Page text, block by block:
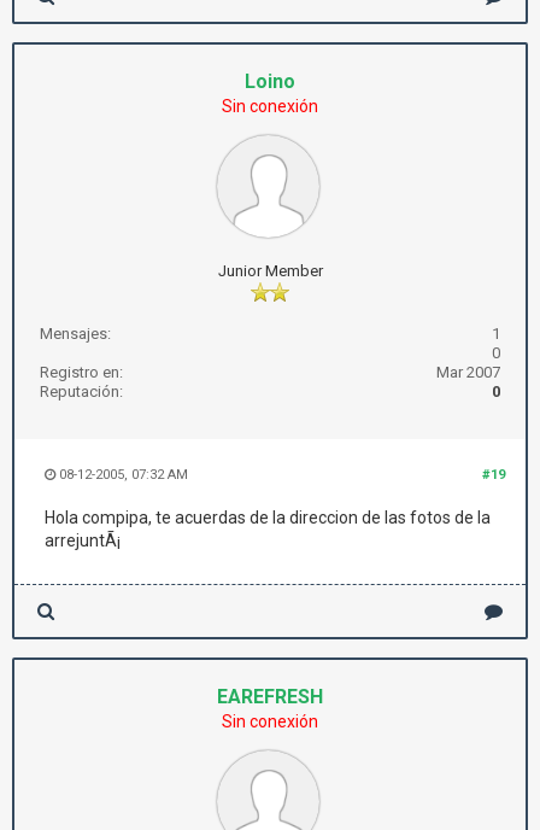
Loino
Sin conexión
Junior Member
Mensajes:
1
0
Registro en:
Mar 2007
Reputación:
0
#19
08-12-2005, 07:32 AM
Hola compipa, te acuerdas de la direccion de las fotos de la
arrejuntÃ¡
EAREFRESH
Sin conexión